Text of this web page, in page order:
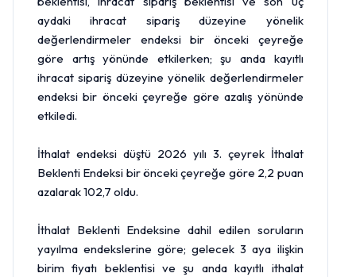
aydaki ihracat sipariş düzeyine yönelik
değerlendirmeler endeksi bir önceki çeyreğe
göre artış yönünde etkilerken; şu anda kayıtlı
ihracat sipariş düzeyine yönelik değerlendirmeler
endeksi bir önceki çeyreğe göre azalış yönünde
etkiledi.
İthalat endeksi düştü 2026 yılı 3. çeyrek İthalat
Beklenti Endeksi bir önceki çeyreğe göre 2,2 puan
azalarak 102,7 oldu.
İthalat Beklenti Endeksine dahil edilen soruların
yayılma endekslerine göre; gelecek 3 aya ilişkin
birim fiyatı beklentisi ve şu anda kayıtlı ithalat